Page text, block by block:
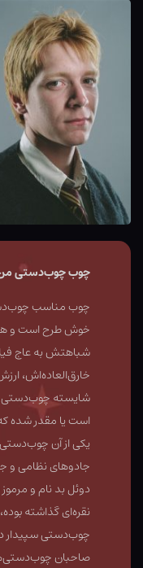
چوب چوب‌دستی
چوب مناسب
خوش طرح است و
شباهتش به عاج
خارق‌العاده‌اش،
شایسته چوب‌دستی
است یا مقدر شده
یکی از آن
جادوهای نظامی و
دوئل بد نام و
نقره‌ای گذاشته
چوب‌دستی سپیدار
صاحبان